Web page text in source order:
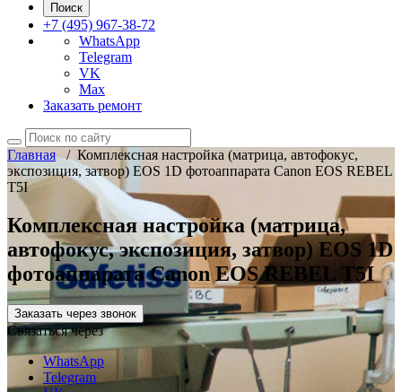
Поиск
+7 (495) 967-38-72
WhatsApp
Telegram
VK
Max
Заказать ремонт
Главная/ Комплексная настройка (матрица, автофокус,
экспозиция, затвор) EOS 1D фотоаппарата Canon EOS REBEL
T5I
Комплексная настройка (матрица,
автофокус, экспозиция, затвор) EOS 1D
фотоаппарата Canon EOS REBEL T5I
Заказать через звонок
Связаться через
WhatsApp
Telegram